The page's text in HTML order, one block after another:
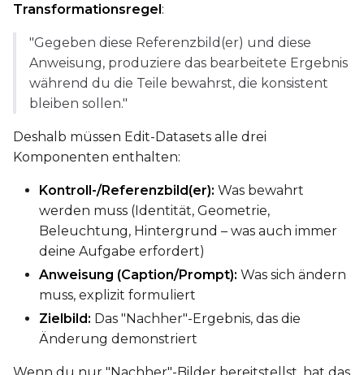
Control Dataset 1
LoRA Weight
Default Caption
Transformationsregel:
"Gegeben diese Referenzbild(er) und diese
Anweisung, produziere das bearbeitete Ergebnis
während du die Teile bewahrst, die konsistent
bleiben sollen."
Deshalb müssen Edit-Datasets alle drei
Komponenten enthalten:
Kontroll-/Referenzbild(er): Was bewahrt
werden muss (Identität, Geometrie,
Beleuchtung, Hintergrund – was auch immer
deine Aufgabe erfordert)
Anweisung (Caption/Prompt): Was sich ändern
muss, explizit formuliert
Zielbild: Das "Nachher"-Ergebnis, das die
Änderung demonstriert
Wenn du nur "Nachher"-Bilder bereitstellst, hat das